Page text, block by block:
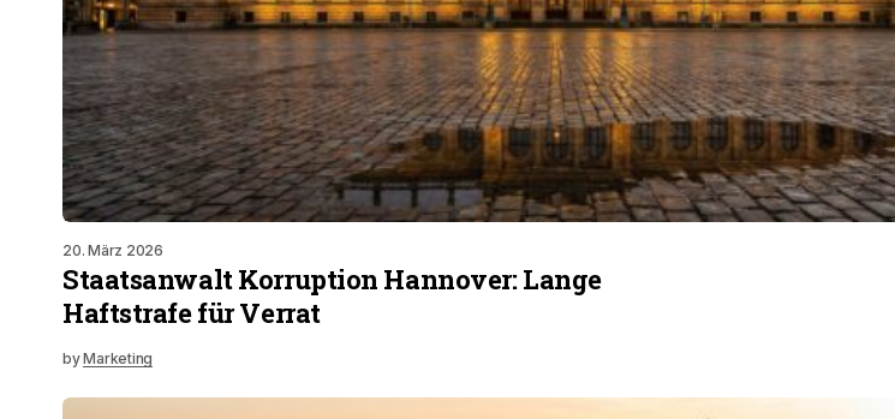
20. März 2026
Staatsanwalt Korruption Hannover: Lange
Haftstrafe für Verrat
byMarketing